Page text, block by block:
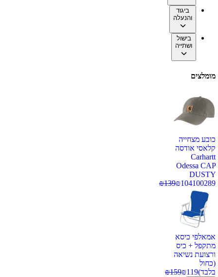
ביגוד
והנעלה
בישול
ושתייה
מומלצים
כובע מצחייה
קלאסי אודסה
Carhartt
Odessa CAP
DUSTY
100289
₪104
₪139
אמאלפי כיסא
מתקפל + כיס
ורצועת נשיאה
(כחול
בלבד)
₪119
₪159